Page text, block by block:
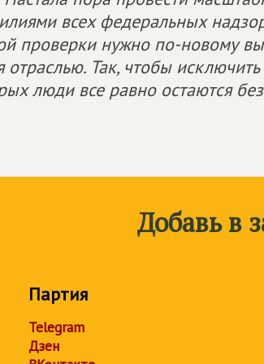
всех федеральных
проверки нужно по-новому
Так, чтобы
люди все равно остаются
Добавь в
Партия
Telegram
Дзен